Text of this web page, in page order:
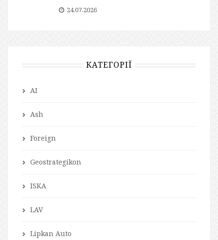
24.07.2026
КАТЕГОРІЇ
AI
Ash
Foreign
Geostrategikon
ISKA
LAV
Lipkan Auto